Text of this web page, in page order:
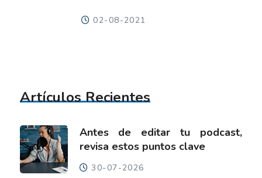
02-08-2021
Artículos Recientes
Antes de editar tu podcast,
revisa estos puntos clave
30-07-2026